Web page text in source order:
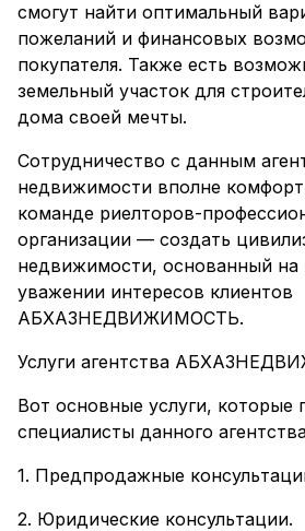
смогут найти оптимальный
пожеланий и финансовых
покупателя. Также есть
земельный участок для
дома своей мечты.
Сотрудничество с данным
недвижимости вполне
команде риелторов-
организации — создать
недвижимости, основанный
уважении интересов клиентов
АБХАЗНЕДВИЖИМОСТЬ.
Услуги агентства
Вот основные услуги, которые
специалисты данного
1. Предпродажные
2. Юридические консультации.